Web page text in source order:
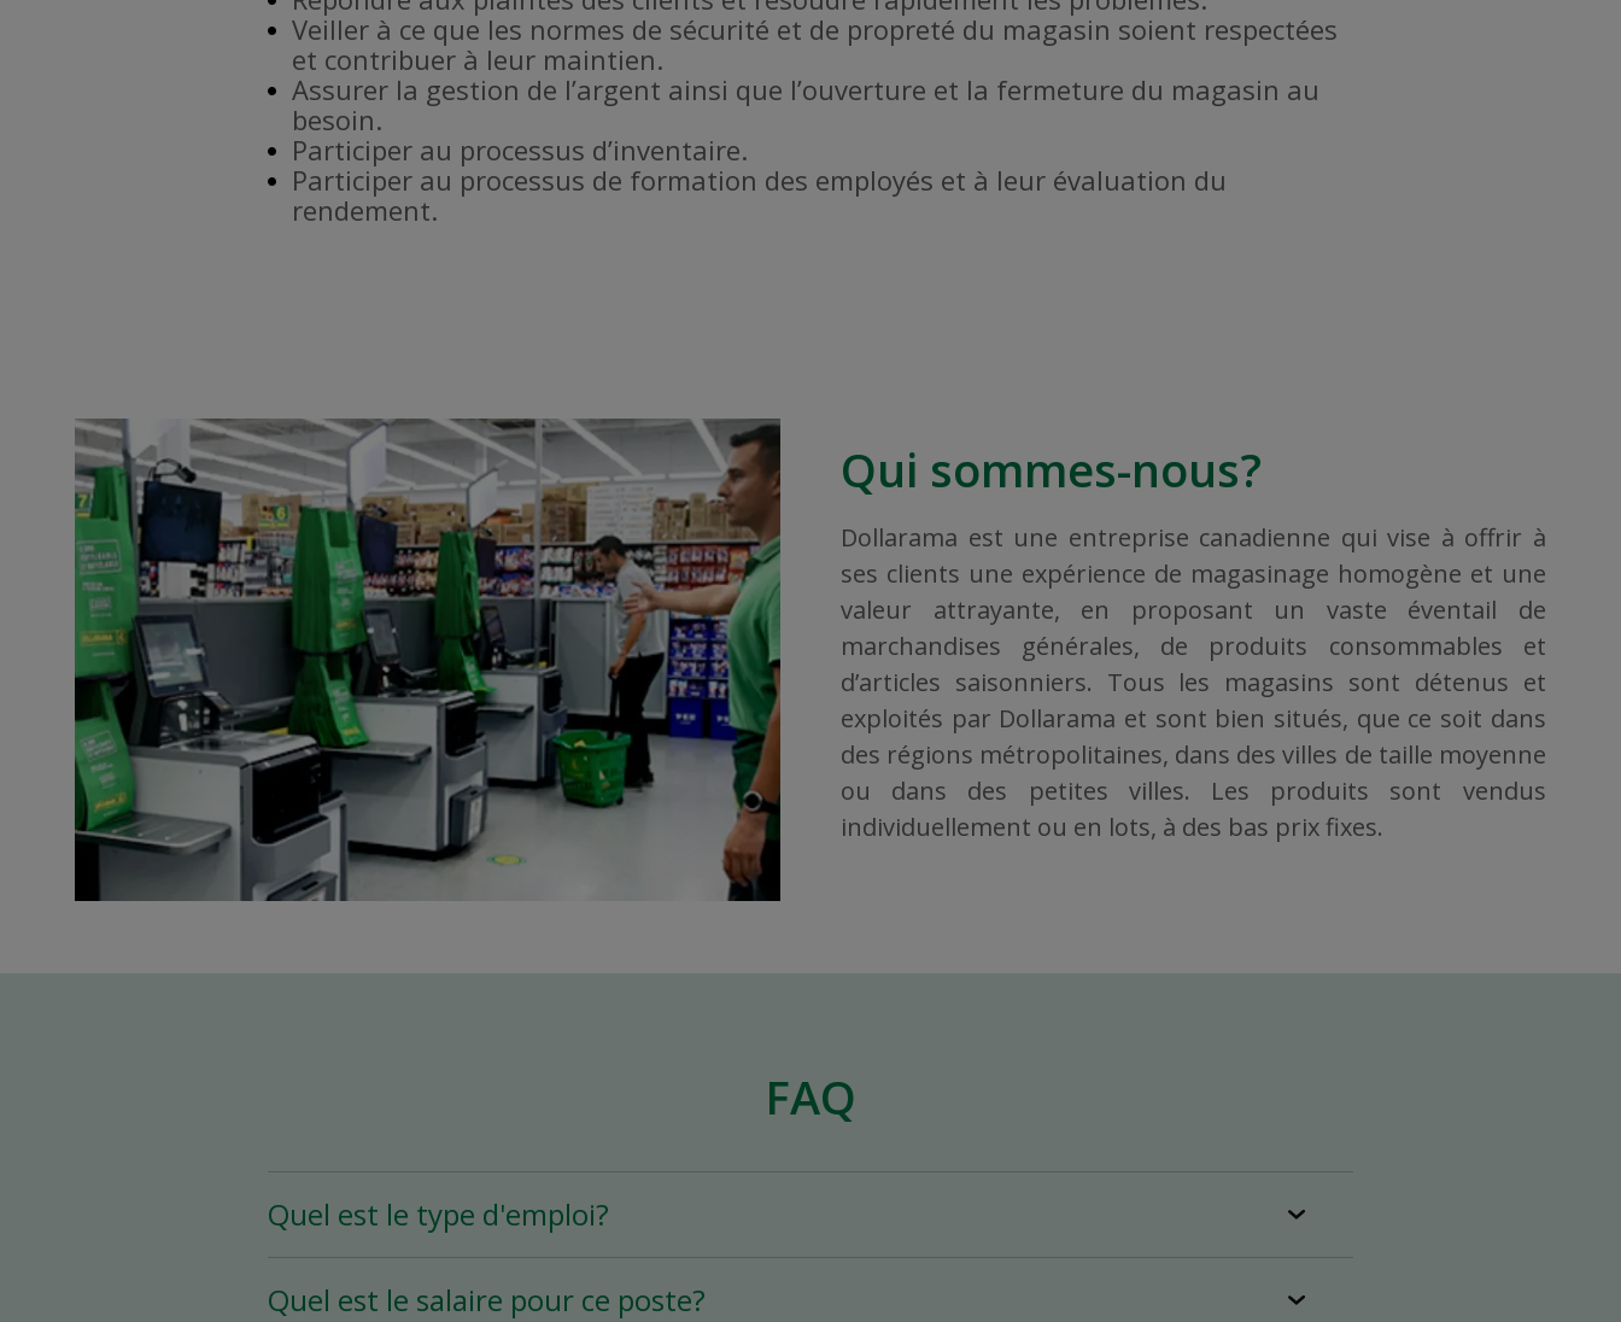
Veiller à ce que les normes de sécurité et de propreté du magasin soient respectées
et contribuer à leur maintien.
Assurer la gestion de l’argent ainsi que l’ouverture et la fermeture du magasin au
besoin.
Participer au processus d’inventaire.
Participer au processus de formation des employés et à leur évaluation du
rendement.
Qui sommes-nous?
Dollarama est une entreprise canadienne qui vise à offrir à
ses clients une expérience de magasinage homogène et une
valeur attrayante, en proposant un vaste éventail de
marchandises générales, de produits consommables et
d’articles saisonniers. Tous les magasins sont détenus et
exploités par Dollarama et sont bien situés, que ce soit dans
des régions métropolitaines, dans des villes de taille moyenne
ou dans des petites villes. Les produits sont vendus
individuellement ou en lots, à des bas prix fixes.
FAQ
Quel est le type d'emploi?
par semaine).
Quel est le salaire pour ce poste?